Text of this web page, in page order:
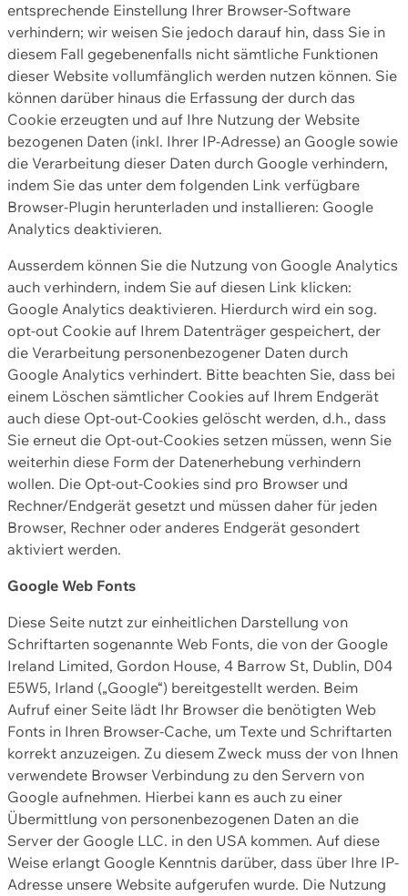
entsprechende Einstellung Ihrer Browser-Software
verhindern; wir weisen Sie jedoch darauf hin, dass Sie in
diesem Fall gegebenenfalls nicht sämtliche Funktionen
dieser Website vollumfänglich werden nutzen können. Sie
können darüber hinaus die Erfassung der durch das
Cookie erzeugten und auf Ihre Nutzung der Website
bezogenen Daten (inkl. Ihrer IP-Adresse) an Google sowie
die Verarbeitung dieser Daten durch Google verhindern,
indem Sie das unter dem folgenden Link verfügbare
Browser-Plugin herunterladen und installieren: Google
Analytics deaktivieren.
Ausserdem können Sie die Nutzung von Google Analytics
auch verhindern, indem Sie auf diesen Link klicken:
Google Analytics deaktivieren. Hierdurch wird ein sog.
opt-out Cookie auf Ihrem Datenträger gespeichert, der
die Verarbeitung personenbezogener Daten durch
Google Analytics verhindert. Bitte beachten Sie, dass bei
einem Löschen sämtlicher Cookies auf Ihrem Endgerät
auch diese Opt-out-Cookies gelöscht werden, d.h., dass
Sie erneut die Opt-out-Cookies setzen müssen, wenn Sie
weiterhin diese Form der Datenerhebung verhindern
wollen. Die Opt-out-Cookies sind pro Browser und
Rechner/Endgerät gesetzt und müssen daher für jeden
Browser, Rechner oder anderes Endgerät gesondert
aktiviert werden.
Google Web Fonts
Diese Seite nutzt zur einheitlichen Darstellung von
Schriftarten sogenannte Web Fonts, die von der Google
Ireland Limited, Gordon House, 4 Barrow St, Dublin, D04
E5W5, Irland („Google“) bereitgestellt werden. Beim
Aufruf einer Seite lädt Ihr Browser die benötigten Web
Fonts in Ihren Browser-Cache, um Texte und Schriftarten
korrekt anzuzeigen. Zu diesem Zweck muss der von Ihnen
verwendete Browser Verbindung zu den Servern von
Google aufnehmen. Hierbei kann es auch zu einer
Übermittlung von personenbezogenen Daten an die
Server der Google LLC. in den USA kommen. Auf diese
Weise erlangt Google Kenntnis darüber, dass über Ihre IP-
Adresse unsere Website aufgerufen wurde. Die Nutzung